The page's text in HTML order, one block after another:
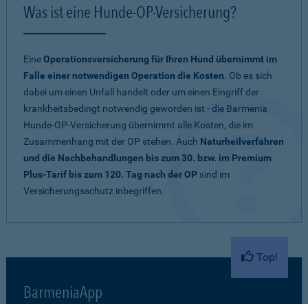
Was ist eine Hunde-OP-Versicherung?
EineOperationsversicherung für Ihren Hund übernimmt im
Falle einer notwendigen Operation die Kosten. Ob es sich
dabei um einen Unfall handelt oder um einen Eingriff der
krankheitsbedingt notwendig geworden ist - die Barmenia
Hunde-OP-Versicherung übernimmt alle Kosten, die im
Zusammenhang mit der OP stehen. Auch Naturheilverfahren
und die Nachbehandlungen bis zum 30. bzw. im Premium
Plus-Tarif bis zum 120. Tag nach der OP sind im
Versicherungsschutz inbegriffen.
Top!
BarmeniaApp